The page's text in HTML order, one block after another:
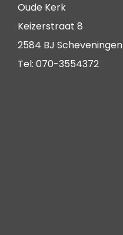
Oude Kerk
Keizerstraat 8
2584 BJ Scheveningen
Tel: 070-3554372